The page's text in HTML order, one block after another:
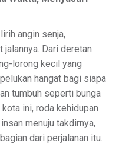
angin senja,
Dari deretan
lorong kecil yang
hangat bagi siapa
tumbuh seperti bunga
ini, roda kehidupan
menuju takdirnya,
dari perjalanan itu.